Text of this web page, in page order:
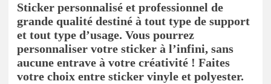
Sticker personnalisé et professionnel de
grande qualité destiné à tout type de support
et tout type d’usage. Vous pourrez
personnaliser votre sticker à l’infini, sans
aucune entrave à votre créativité ! Faites
votre choix entre sticker vinyle et polyester.